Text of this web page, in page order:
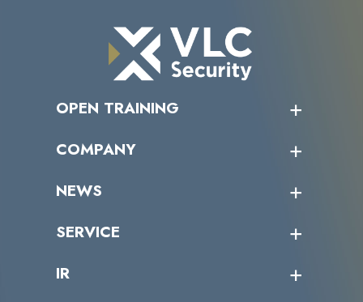
OPEN TRAINING
受講者の声
COMPANY
トップメッセージ
ミッション／ビジョン
パートナー企業一覧
NEWS
サイバーニュース
SERVICE
カテゴリー別サービス一覧
IR